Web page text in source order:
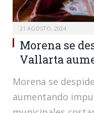
31 AGOSTO, 2024
Morena se
Vallarta
Morena se
aumentando